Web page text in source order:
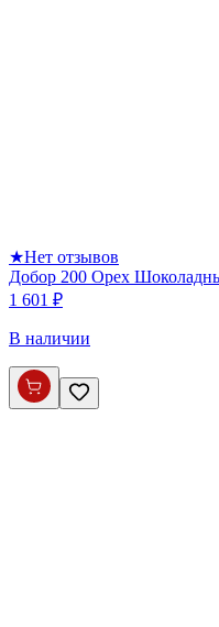
★Нет отзывов
Добор 200 Орех
1 601 ₽
В наличии